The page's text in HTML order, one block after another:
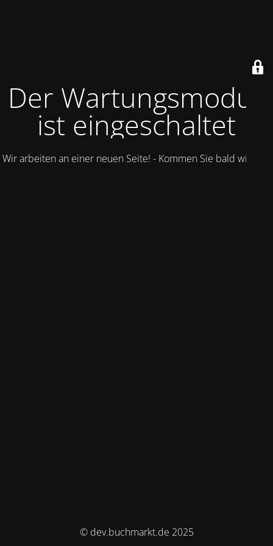
Der Wartungsmodus
ist eingeschaltet
Wir arbeiten an einer neuen Seite! - Kommen Sie bald wieder.
© dev.buchmarkt.de 2025